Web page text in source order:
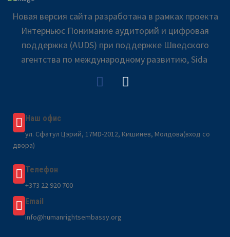
Новая версия сайта разработана в рамках проекта
Интерньюс Понимание аудиторий и цифровая
поддержка (AUDS) при поддержке Шведского
агентства по международному развитию, Sida
Наш офис
ул. Сфатул Цэрий, 17MD-2012, Кишинев, Молдова(вход со
двора)
Телефон
+373 22 920 700
Email
info@humanrightsembassy.org